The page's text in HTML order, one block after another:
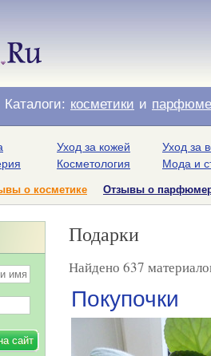
Каталоги: косметики и
Уход за кожей
Косметология
Уход за
Мода и
о косметике Отзывы о
Подарки
Найдено 637
Покупочки